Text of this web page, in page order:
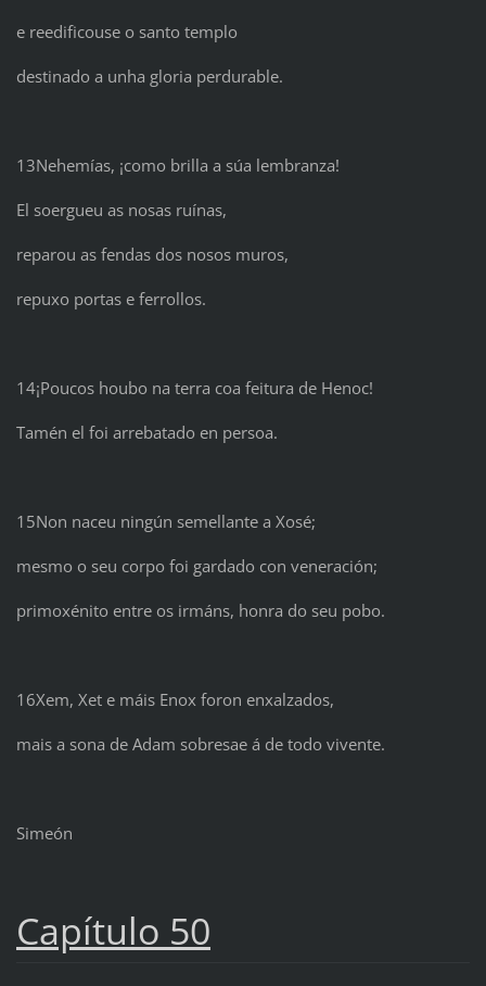
e reedificouse o santo templo
destinado a unha gloria perdurable.
13Nehemías, ¡como brilla a súa lembranza!
El soergueu as nosas ruínas,
reparou as fendas dos nosos muros,
repuxo portas e ferrollos.
14¡Poucos houbo na terra coa feitura de Henoc!
Tamén el foi arrebatado en persoa.
15Non naceu ningún semellante a Xosé;
mesmo o seu corpo foi gardado con veneración;
primoxénito entre os irmáns, honra do seu pobo.
16Xem, Xet e máis Enox foron enxalzados,
mais a sona de Adam sobresae á de todo vivente.
Simeón
Capítulo 50